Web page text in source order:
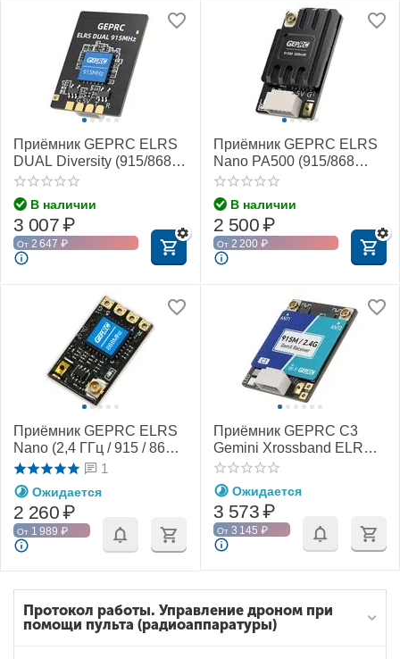
Протокол работы. Управление дроном при
помощи пульта (радиоаппаратуры)
Приёмник GEPRC ELRS
DUAL Diversity (915/868
МГц)
В наличии
3 007₽
От 2 647 ₽
Приёмник GEPRC ELRS
Nano PA500 (915/868
МГц)
В наличии
2 500₽
От 2 200 ₽
Приёмник GEPRC ELRS
Nano (2,4 ГГц / 915 / 868
МГц)
1
Ожидается
2 260₽
От 1 989 ₽
Приёмник GEPRC C3
Gemini Xrossband ELRS
(915 МГц / 2,4 ГГц)
Ожидается
3 573₽
От 3 145 ₽